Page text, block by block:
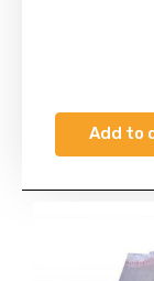
Add to